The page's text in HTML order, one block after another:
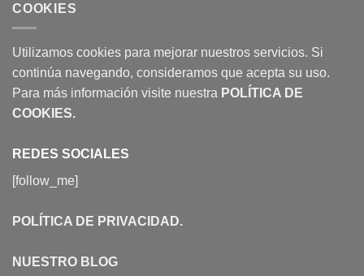
COOKIES
Utilizamos cookies para mejorar nuestros servicios. Si
continúa navegando, consideramos que acepta su uso.
Para más información visite nuestra POLÍTICA DE
COOKIES.
REDES SOCIALES
[follow_me]
POLÍTICA DE PRIVACIDAD.
NUESTRO BLOG